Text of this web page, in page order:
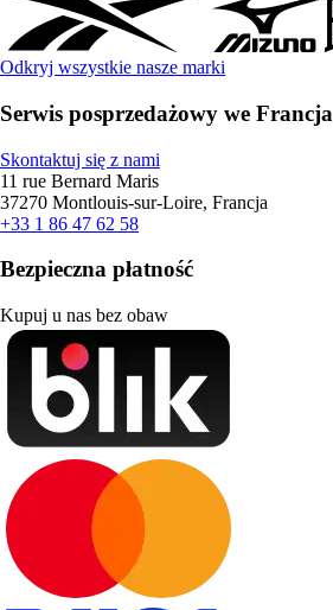
Odkryj wszystkie nasze marki
Serwis posprzedażowy we Francja
Skontaktuj się z nami
11 rue Bernard Maris
37270 Montlouis-sur-Loire, Francja
+33 1 86 47 62 58
Bezpieczna płatność
Kupuj u nas bez obaw